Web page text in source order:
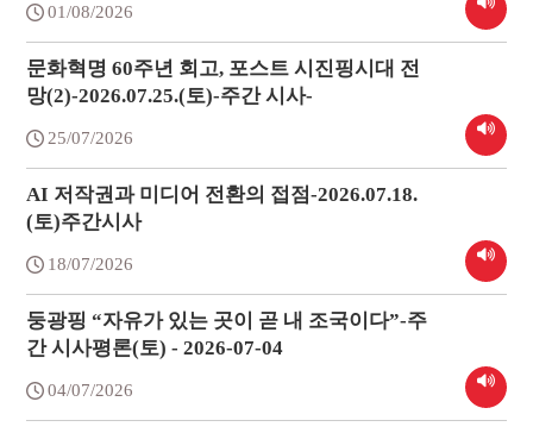
01/08/2026
문화혁명 60주년 회고, 포스트 시진핑시대 전
망(2)-2026.07.25.(토)-주간 시사-
25/07/2026
AI 저작권과 미디어 전환의 접점-2026.07.18.
(토)주간시사
18/07/2026
둥광핑 “자유가 있는 곳이 곧 내 조국이다”-주
간 시사평론(토) - 2026-07-04
04/07/2026